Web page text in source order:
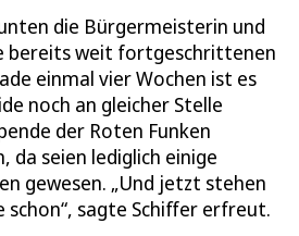
die Bürgermeisterin und
bereits weit fortgeschrittenen
einmal vier Wochen ist es
noch an gleicher Stelle
der Roten Funken
da seien lediglich einige
gewesen. „Und jetzt stehen
schon“, sagte Schiffer erfreut.